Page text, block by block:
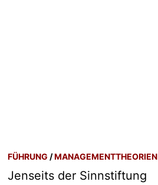
FÜHRUNG /MANAGEMENTTHEORIEN
Jenseits der Sinnstiftung